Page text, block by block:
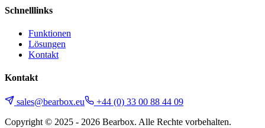
Schnelllinks
Funktionen
Lösungen
Kontakt
Kontakt
sales@bearbox.eu
+44 (0) 33 00 88 44 09
Copyright © 2025 - 2026 Bearbox. Alle Rechte vorbehalten.